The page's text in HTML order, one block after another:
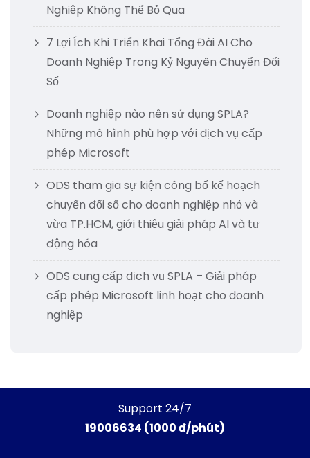
Nghiệp Không Thể Bỏ Qua
7 Lợi Ích Khi Triển Khai Tổng Đài AI Cho
Doanh Nghiệp Trong Kỷ Nguyên Chuyển Đổi
Số
Doanh nghiệp nào nên sử dụng SPLA?
Những mô hình phù hợp với dịch vụ cấp
phép Microsoft
ODS tham gia sự kiện công bố kế hoạch
chuyển đổi số cho doanh nghiệp nhỏ và
vừa TP.HCM, giới thiệu giải pháp AI và tự
động hóa
ODS cung cấp dịch vụ SPLA – Giải pháp
cấp phép Microsoft linh hoạt cho doanh
nghiệp
Support 24/7
19006634 (1000 đ/phút)